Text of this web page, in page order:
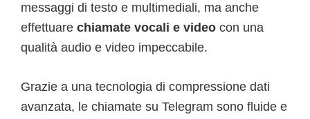
messaggi di testo e multimediali, ma anche
effettuare chiamate vocali e video con una
qualità audio e video impeccabile.
Grazie a una tecnologia di compressione dati
avanzata, le chiamate su Telegram sono fluide e